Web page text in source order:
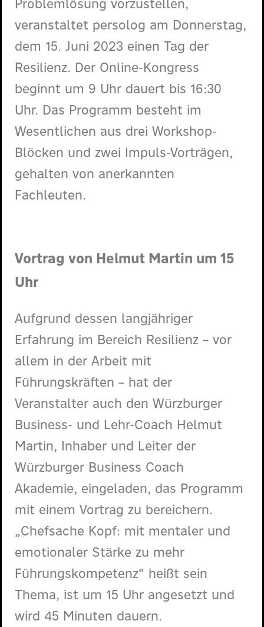
Problemlösung vorzustellen,
veranstaltet persolog am Donnerstag,
dem 15. Juni 2023 einen Tag der
Resilienz. Der Online-Kongress
beginnt um 9 Uhr dauert bis 16:30
Uhr. Das Programm besteht im
Wesentlichen aus drei Workshop-
Blöcken und zwei Impuls-Vorträgen,
gehalten von anerkannten
Fachleuten.
Vortrag von Helmut Martin um 15
Uhr
Aufgrund dessen langjähriger
Erfahrung im Bereich Resilienz – vor
allem in der Arbeit mit
Führungskräften – hat der
Veranstalter auch den Würzburger
Business- und Lehr-Coach Helmut
Martin, Inhaber und Leiter der
Würzburger Business Coach
Akademie, eingeladen, das Programm
mit einem Vortrag zu bereichern.
„Chefsache Kopf: mit mentaler und
emotionaler Stärke zu mehr
Führungskompetenz“ heißt sein
Thema, ist um 15 Uhr angesetzt und
wird 45 Minuten dauern.